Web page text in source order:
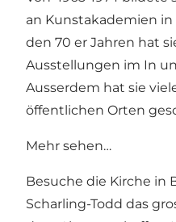
an Kunstakademien
den 70 er Jahren hat
Ausstellungen im In
Ausserdem hat sie
öffentlichen Orten
Mehr sehen…
Besuche die Kirche in
Scharling-Todd das